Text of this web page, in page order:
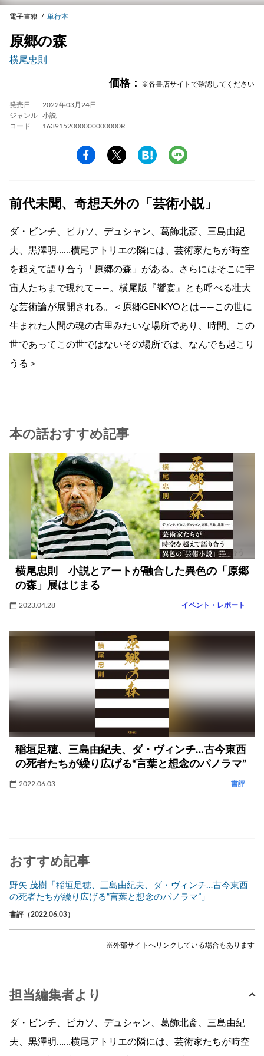
電子書籍 単行本
原郷の森
横尾忠則
価格： ※各書店サイトで確認してください
発売日
2022年03月24日
ジャンル
小説
コード
1639152000000000000R
前代未聞、奇想天外の「芸術小説」
ダ・ビンチ、ピカソ、デュシャン、葛飾北斎、三島由紀
夫、黒澤明……横尾アトリエの隣には、芸術家たちが時空
を超えて語り合う「原郷の森」がある。さらにはそこに宇
宙人たちまで現れて――。横尾版『饗宴』とも呼べる壮大
な芸術論が展開される。＜原郷GENKYOとは――この世に
生まれた人間の魂の古里みたいな場所であり、時間。この
世であってこの世ではないその場所では、なんでも起こり
うる＞
本の話おすすめ記事
横尾忠則 小説とアートが融合した異色の「原郷
の森」展はじまる
2023.04.28 イベント・レポート
稲垣足穂、三島由紀夫、ダ・ヴィンチ…古今東西
の死者たちが繰り広げる“言葉と想念のパノラマ”
2022.06.03 書評
おすすめ記事
野矢 茂樹「稲垣足穂、三島由紀夫、ダ・ヴィンチ…古今東西
の死者たちが繰り広げる“言葉と想念のパノラマ”」
書評（2022.06.03）
※外部サイトへリンクしている場合もあります
担当編集者より
ダ・ビンチ、ピカソ、デュシャン、葛飾北斎、三島由紀
夫、黒澤明……横尾アトリエの隣には、芸術家たちが時空